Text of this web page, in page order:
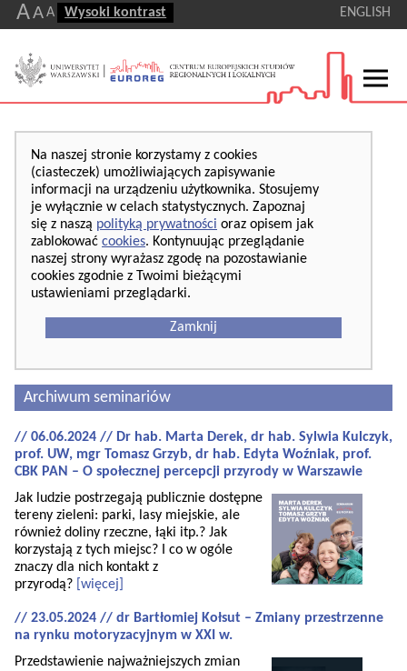
AA A Wysoki kontrast ENGLISH
Na naszej stronie korzystamy z cookies
(ciasteczek) umożliwiających zapisywanie
informacji na urządzeniu użytkownika. Stosujemy
je wyłącznie w celach statystycznych. Zapoznaj
się z naszą polityką prywatności oraz opisem jak
zablokować cookies. Kontynuując przeglądanie
naszej strony wyrażasz zgodę na pozostawianie
cookies zgodnie z Twoimi bieżącymi
ustawieniami przeglądarki.
Zamknij
Archiwum seminariów
// 06.06.2024 // Dr hab. Marta Derek, dr hab. Sylwia Kulczyk,
prof. UW, mgr Tomasz Grzyb, dr hab. Edyta Woźniak, prof.
CBK PAN – O społecznej percepcji przyrody w Warszawie
Jak ludzie postrzegają publicznie dostępne
tereny zieleni: parki, lasy miejskie, ale
również doliny rzeczne, łąki itp.? Jak
korzystają z tych miejsc? I co w ogóle
znaczy dla nich kontakt z
przyrodą? [więcej]
// 23.05.2024 // dr Bartłomiej Kołsut – Zmiany przestrzenne
na rynku motoryzacyjnym w XXI w.
Przedstawienie najważniejszych zmian